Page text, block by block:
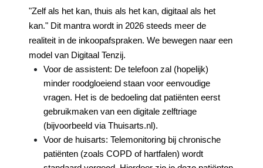
"Zelf als het kan, thuis als het kan, digitaal als het
kan." Dit mantra wordt in 2026 steeds meer de
realiteit in de inkoopafspraken. We bewegen naar een
model van Digitaal Tenzij.
Voor de assistent: De telefoon zal (hopelijk)
minder roodgloeiend staan voor eenvoudige
vragen. Het is de bedoeling dat patiënten eerst
gebruikmaken van een digitale zelftriage
(bijvoorbeeld via Thuisarts.nl).
Voor de huisarts: Telemonitoring bij chronische
patiënten (zoals COPD of hartfalen) wordt